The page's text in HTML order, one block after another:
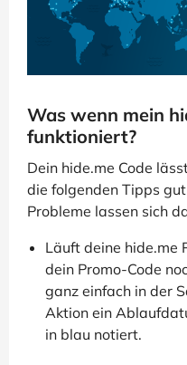
Was wenn mein
funktioniert?
Dein hide.me Code
die folgenden Tipps
Probleme lassen sich
Läuft deine hide.me
dein Promo-Code
ganz einfach in der
Aktion ein
in blau notiert.